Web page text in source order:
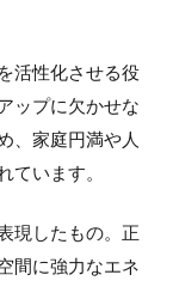
活性化させる役
ップに欠かせな
、家庭円満や人
ています。
現したもの。正
間に強力なエネ